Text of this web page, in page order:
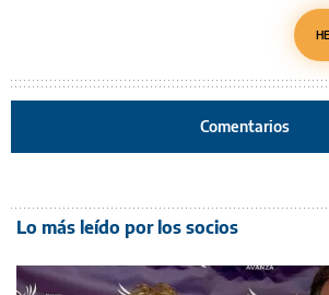
Comentarios
Lo más leído por los socios